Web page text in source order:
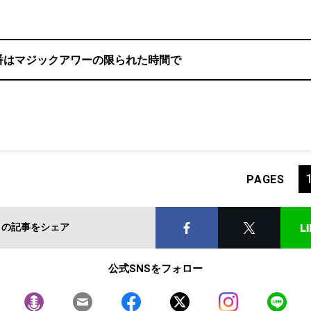
はマジックアワーの限られた時間で
PAGES 1
記事をシェア
公式SNSをフォロー